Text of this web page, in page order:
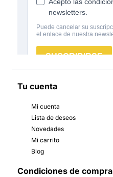
Tu cuenta
Mi cuenta
Lista de deseos
Novedades
Mi carrito
Blog
Condiciones de compra